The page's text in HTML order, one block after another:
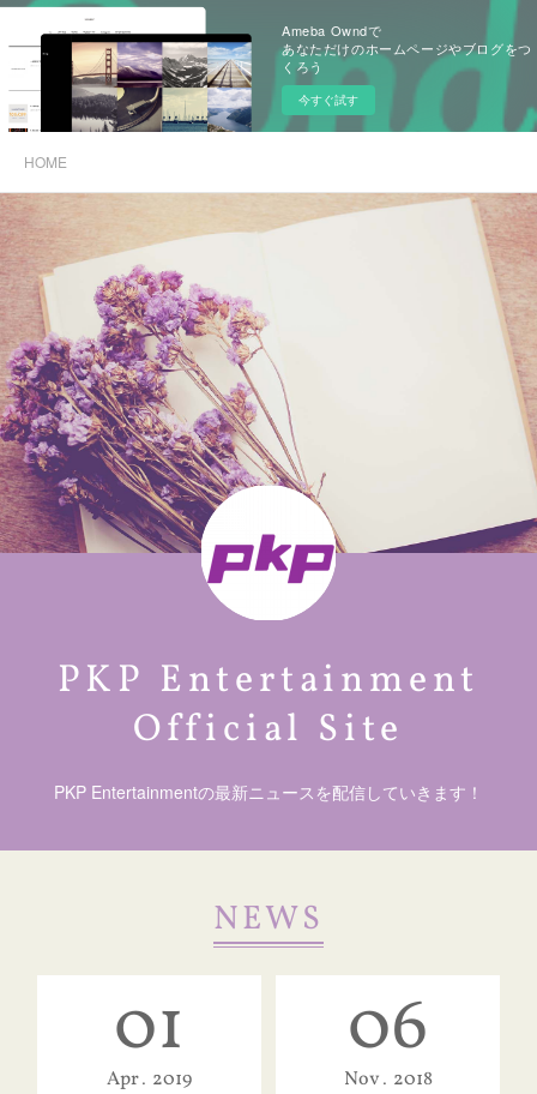
Ameba Owndで
あなただけのホームページやブログをつ
くろう
今すぐ試す
HOME
PKP Entertainment
Official Site
PKP Entertainmentの最新ニュースを配信していきます！
NEWS
01
Apr 2019
06
Nov 2018